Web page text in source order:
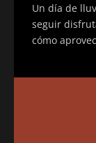
Un día de
seguir
cómo